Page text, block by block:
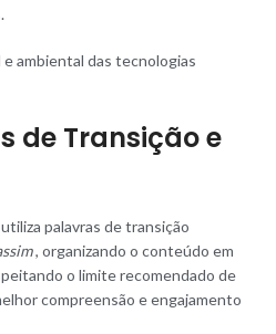
ambiental das tecnologias
de Transição e
palavras de transição
, organizando o conteúdo em
o limite recomendado de
compreensão e engajamento